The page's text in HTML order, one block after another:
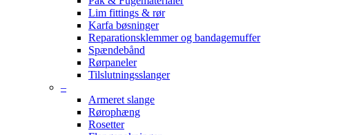
Lim fittings & rør
Karfa bøsninger
Reparationsklemmer og bandagemuffer
Spændebånd
Rørpaneler
Tilslutningsslanger
–
Armeret slange
Rørophæng
Rosetter